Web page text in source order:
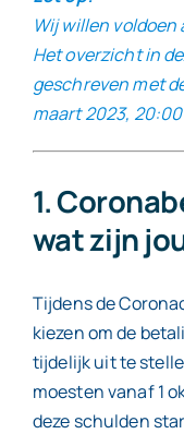
Wij willen
Het overzicht in
geschreven met
maart 2023,
1.
wat zijn
Tijdens de
kiezen om de
tijdelijk uit te
moesten vanaf 1
deze schulden